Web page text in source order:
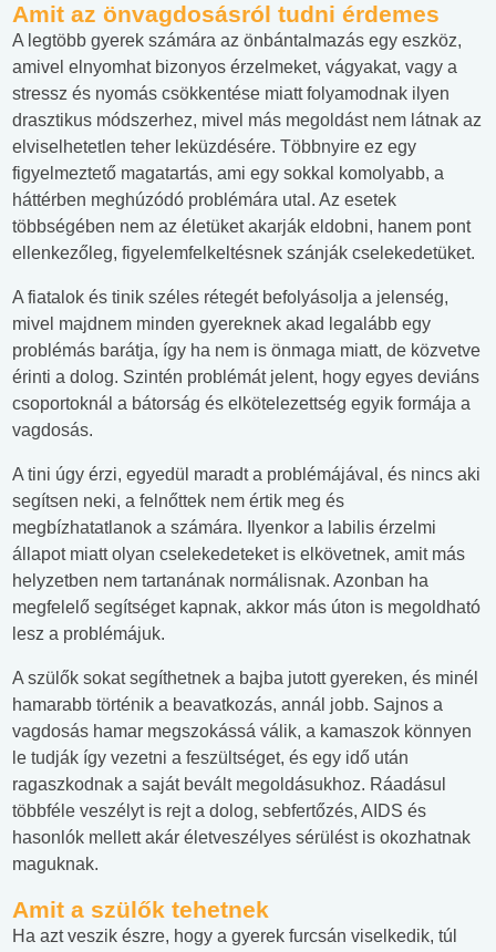
Amit az önvagdosásról tudni érdemes
A legtöbb gyerek számára az önbántalmazás egy eszköz,
amivel elnyomhat bizonyos érzelmeket, vágyakat, vagy a
stressz és nyomás csökkentése miatt folyamodnak ilyen
drasztikus módszerhez, mivel más megoldást nem látnak az
elviselhetetlen teher leküzdésére. Többnyire ez egy
figyelmeztető magatartás, ami egy sokkal komolyabb, a
háttérben meghúzódó problémára utal. Az esetek
többségében nem az életüket akarják eldobni, hanem pont
ellenkezőleg, figyelemfelkeltésnek szánják cselekedetüket.
A fiatalok és tinik széles rétegét befolyásolja a jelenség,
mivel majdnem minden gyereknek akad legalább egy
problémás barátja, így ha nem is önmaga miatt, de közvetve
érinti a dolog. Szintén problémát jelent, hogy egyes deviáns
csoportoknál a bátorság és elkötelezettség egyik formája a
vagdosás.
A tini úgy érzi, egyedül maradt a problémájával, és nincs aki
segítsen neki, a felnőttek nem értik meg és
megbízhatatlanok a számára. Ilyenkor a labilis érzelmi
állapot miatt olyan cselekedeteket is elkövetnek, amit más
helyzetben nem tartanának normálisnak. Azonban ha
megfelelő segítséget kapnak, akkor más úton is megoldható
lesz a problémájuk.
A szülők sokat segíthetnek a bajba jutott gyereken, és minél
hamarabb történik a beavatkozás, annál jobb. Sajnos a
vagdosás hamar megszokássá válik, a kamaszok könnyen
le tudják így vezetni a feszültséget, és egy idő után
ragaszkodnak a saját bevált megoldásukhoz. Ráadásul
többféle veszélyt is rejt a dolog, sebfertőzés, AIDS és
hasonlók mellett akár életveszélyes sérülést is okozhatnak
maguknak.
Amit a szülők tehetnek
Ha azt veszik észre, hogy a gyerek furcsán viselkedik, túl